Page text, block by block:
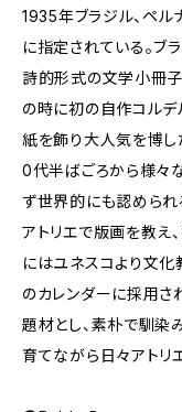
1935年ブラジル、ペ
に指定されている。ブ
詩的形式の文学小冊子
の時に初の自作コル
紙を飾り大人気を博し
0代半ばごろから様々
ず世界的にも認められ
アトリエで版画を教え
にはユネスコより文
のカレンダーに採用
題材とし、素朴で馴染
育てながら日々アトリ